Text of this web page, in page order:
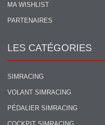
MA WISHLIST
PARTENAIRES
LES CATÉGORIES
SIMRACING
VOLANT SIMRACING
PÉDALIER SIMRACING